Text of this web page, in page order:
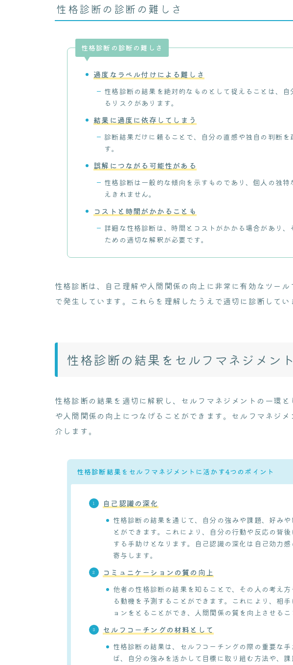
性格診断の診断の難しさ
性格診断の診断の難しさ
過度なラベル付けによる難しさ
性格診断の結果を絶対的なものとして捉えることは、
るリスクがあります。
結果に過度に依存してしまう
診断結果だけに頼ることで、自分の直感や独自の判断を
す。
誤解につながる可能性がある
性格診断は一般的な傾向を示すものであり、個人の独
えきれません。
コストと時間がかかることも
詳細な性格診断は、時間とコストがかかる場合があり、
ための適切な解釈が必要です。
性格診断は、自己理解や人間関係の向上に非常に有効なツー
で発生しています。これらを理解したうえで適切に診断してい
性格診断の結果をセルフマネジメン
性格診断の結果を適切に解釈し、セルフマネジメントの一環
や人間関係の向上につなげることができます。セルフマネジ
介します。
性格診断結果をセルフマネジメントに活かす4つのポイント
自己認識の深化
性格診断の結果を通じて、自分の強みや課題、好み
とができます。これにより、自分の行動や反応の背
する手助けとなります。自己認識の深化は自己効力
寄与します。
コミュニケーションの質の向上
他者の性格診断の結果を知ることで、その人の考え
る動機を予測することができます。これにより、相
ョンをとることができ、人間関係の質を向上させるこ
セルフコーチングの材料として
性格診断の結果は、セルフコーチングの際の重要な
ば、自分の強みを活かして目標に取り組む方法や、